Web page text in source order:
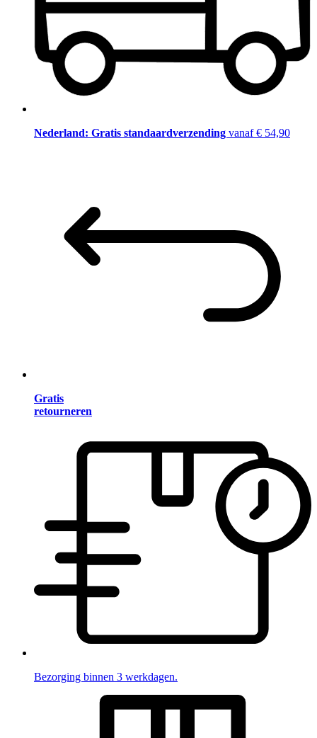
Nederland: Gratis standaardverzending vanaf € 54,90
Gratis
retourneren
Bezorging binnen 3 werkdagen.